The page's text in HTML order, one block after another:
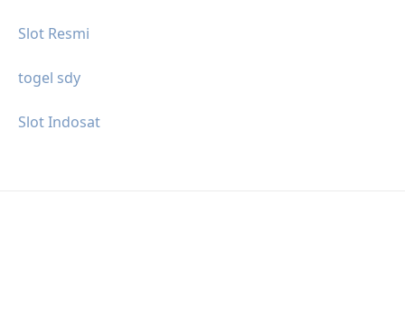
Slot Resmi
togel sdy
Slot Indosat